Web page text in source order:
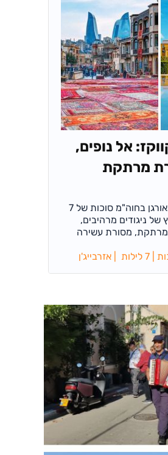
אל נופים,
מרתקת
הצטרפו אלינו לטיול מאורגן בחוה"מ סוכות של 7
של ניגודים מרהיבים,
מרתקת, מסורת עשירה